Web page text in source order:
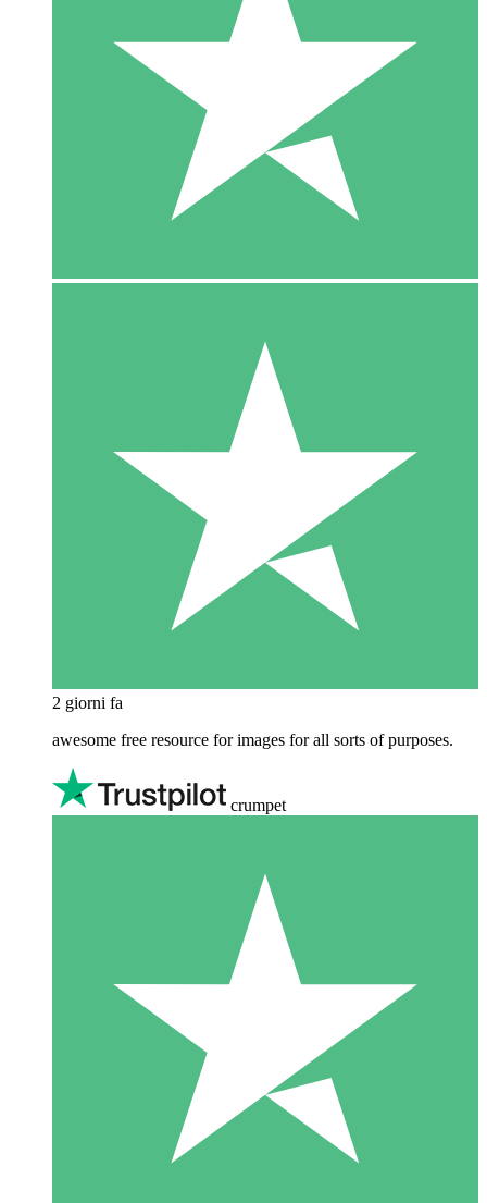
2 giorni fa
awesome free resource for images for all sorts of purposes.
crumpet